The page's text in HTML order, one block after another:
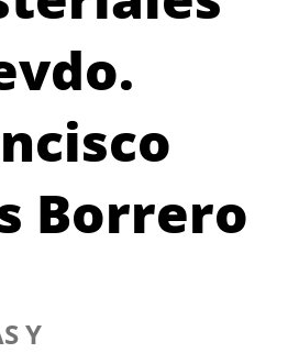
Borrero
Y